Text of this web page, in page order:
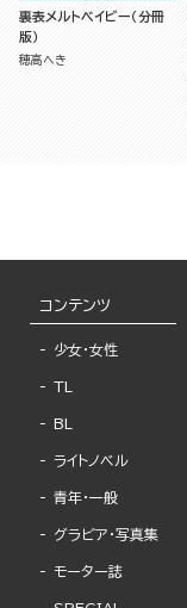
裏表メルトベイビー（分冊
版）
穂高へき
コンテンツ
少女・女性
TL
BL
ライトノベル
青年・一般
グラビア・写真集
モーター誌